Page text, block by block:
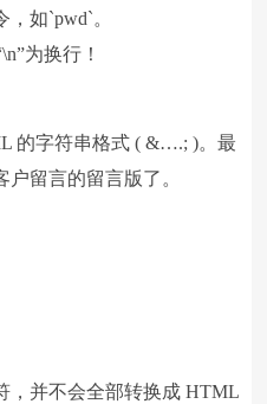
如`pwd`。
为换行！
的字符串格式 ( &….; )。最
留言的留言版了。
，并不会全部转换成 HTML